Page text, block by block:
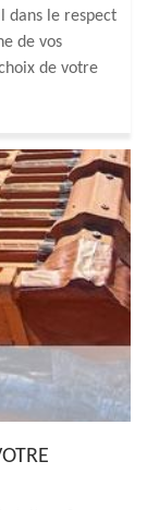
dans le respect
de vos
de votre